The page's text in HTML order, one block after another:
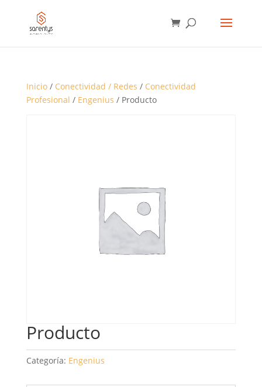
PRODUCTOS
Inicio/ Conectividad / Redes / Conectividad
Profesional / Engenius / Producto
Producto
Categoría: Engenius